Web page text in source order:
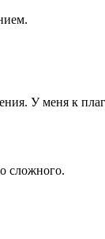
У меня к
сложного.